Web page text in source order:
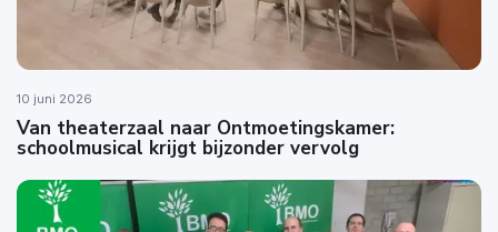
10 juni 2026
Van theaterzaal naar Ontmoetingskamer:
schoolmusical krijgt bijzonder vervolg